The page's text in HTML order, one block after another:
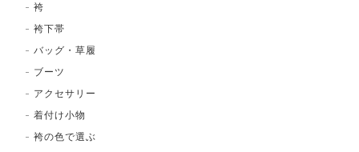
袴
袴下帯
バッグ・草履
ブーツ
アクセサリー
着付け小物
袴の色で選ぶ